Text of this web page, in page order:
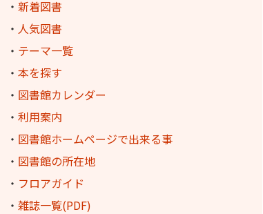
・ 新着図書
・ 人気図書
・ テーマ一覧
・ 本を探す
・ 図書館カレンダー
・ 利用案内
・ 図書館ホームページで出来る事
・ 図書館の所在地
・ フロアガイド
・ 雑誌一覧(PDF)